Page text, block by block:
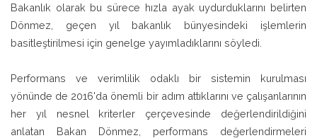
Bakanlık olarak bu sürece hızla ayak uydurduklarını belirten
Dönmez, geçen yıl bakanlık bünyesindeki işlemlerin
basitleştirilmesi için genelge yayımladıklarını söyledi.
Performans ve verimlilik odaklı bir sistemin kurulması
yönünde de 2016'da önemli bir adım attıklarını ve çalışanlarının
her yıl nesnel kriterler çerçevesinde değerlendirildiğini
anlatan Bakan Dönmez, performans değerlendirmeleri